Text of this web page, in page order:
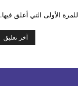
الأولى التي أعلق فيها.